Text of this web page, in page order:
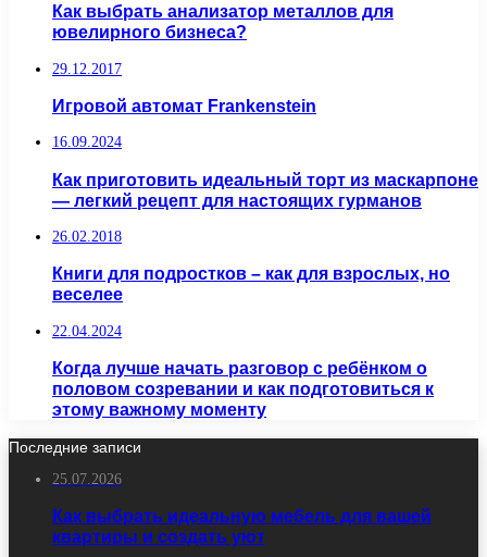
Как выбрать анализатор металлов для
ювелирного бизнеса?
29.12.2017
Игровой автомат Frankenstein
16.09.2024
Как приготовить идеальный торт из маскарпоне
— легкий рецепт для настоящих гурманов
26.02.2018
Книги для подростков – как для взрослых, но
веселее
22.04.2024
Когда лучше начать разговор с ребёнком о
половом созревании и как подготовиться к
этому важному моменту
Последние записи
25.07.2026
Как выбрать идеальную мебель для вашей
квартиры и создать уют